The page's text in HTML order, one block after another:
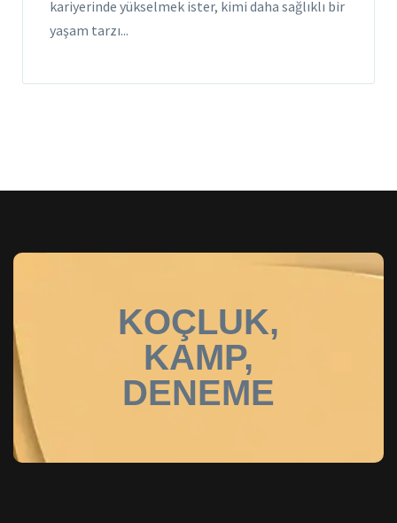
kariyerinde yükselmek ister, kimi daha sağlıklı bir
yaşam tarzı...
KOÇLUK,
KAMP,
DENEME